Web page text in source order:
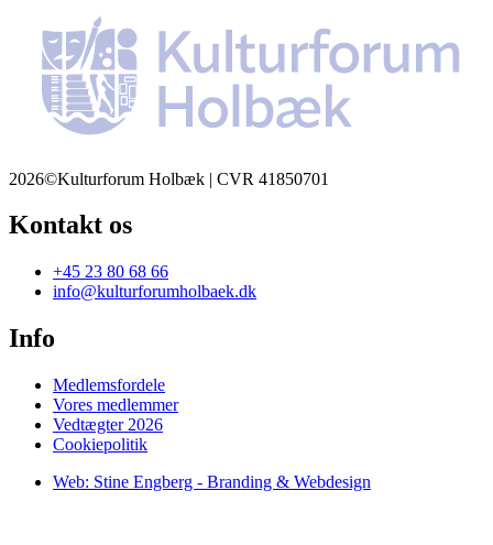
2026©Kulturforum Holbæk | CVR 41850701
Kontakt os
+45 23 80 68 66
info@kulturforumholbaek.dk
Info
Medlemsfordele
Vores medlemmer
Vedtægter 2026
Cookiepolitik
Web: Stine Engberg - Branding & Webdesign